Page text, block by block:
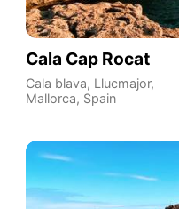
Cala Cap Rocat
Cala blava, Llucmajor,
Mallorca, Spain